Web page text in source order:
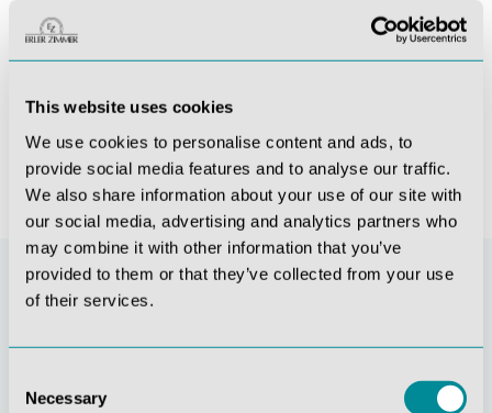
This website uses cookies
We use cookies to personalise content and ads, to
provide social media features and to analyse our traffic.
We also share information about your use of our site with
our social media, advertising and analytics partners who
may combine it with other information that you’ve
provided to them or that they’ve collected from your use
of their services.
Selection
Necessary
180,88 €*
Blutkreislauf Reliefmodell, ½ natürliche Größe, 2-teilig